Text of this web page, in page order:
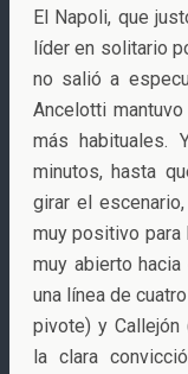
El Napoli, que
líder en solitario
no salió a
Ancelotti
más habituales.
minutos, hasta
girar el
muy positivo para
muy abierto
una línea de
pivote) y Callejón
la clara